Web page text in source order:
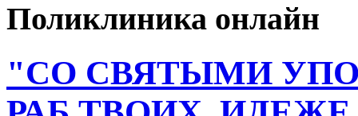
Поликлиника онлайн
"СО СВЯТЫМИ